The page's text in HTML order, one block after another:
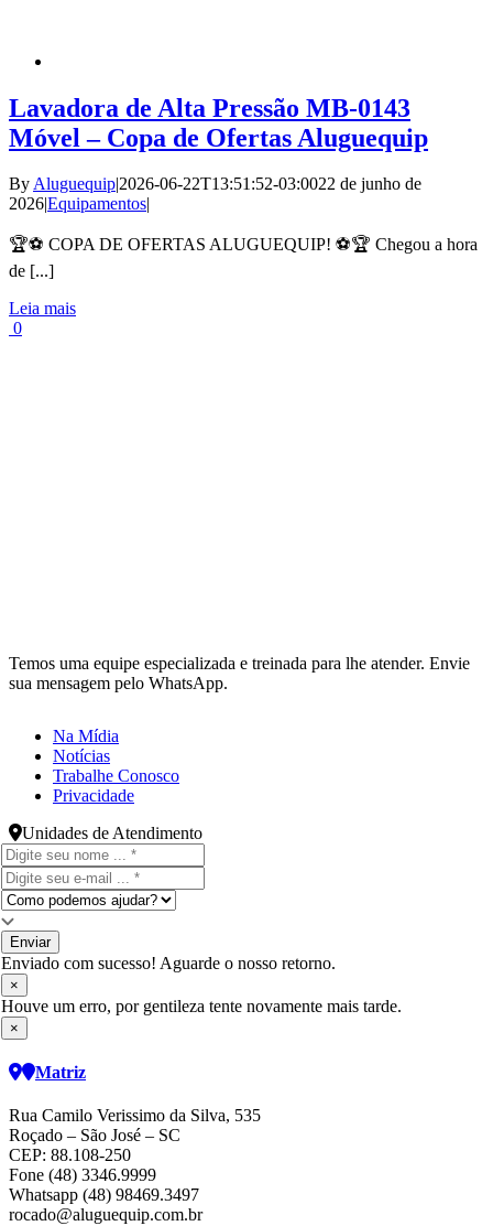
Lavadora de Alta Pressão MB-0143
Móvel – Copa de Ofertas Aluguequip
ByAluguequip|2026-06-22T13:51:52-03:0022 de junho de
2026|Equipamentos|
🏆⚽ COPA DE OFERTAS ALUGUEQUIP! ⚽🏆 Chegou a hora
de [...]
Leia mais
0
Temos uma equipe especializada e treinada para lhe atender. Envie
sua mensagem pelo WhatsApp.
Na Mídia
Notícias
Trabalhe Conosco
Privacidade
Unidades de Atendimento
Enviar
Enviado com sucesso! Aguarde o nosso retorno.
×
Houve um erro, por gentileza tente novamente mais tarde.
×
Matriz
Rua Camilo Verissimo da Silva, 535
Roçado – São José – SC
CEP: 88.108-250
Fone (48) 3346.9999
Whatsapp (48) 98469.3497
rocado@aluguequip.com.br